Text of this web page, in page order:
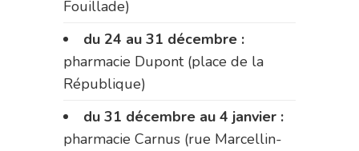
Fouillade)
du 24 au 31 décembre :
pharmacie Dupont (place de la
République)
du 31 décembre au 4 janvier :
pharmacie Carnus (rue Marcellin-